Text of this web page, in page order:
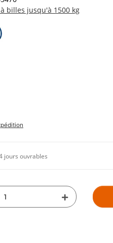
billes jusqu'à 1500 kg
jours ouvrables